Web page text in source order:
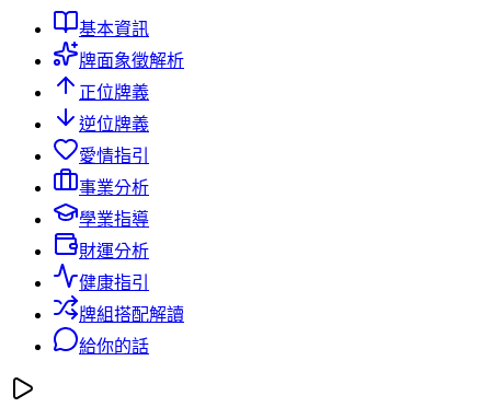
基本資訊
牌面象徵解析
正位牌義
逆位牌義
愛情指引
事業分析
學業指導
財運分析
健康指引
牌組搭配解讀
給你的話